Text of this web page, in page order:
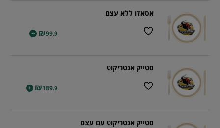
אסאדו ללא עצם
₪99.9
+
סטייק אנטריקוט
₪189.9
+
סטייק אנטריקוט עם עצם